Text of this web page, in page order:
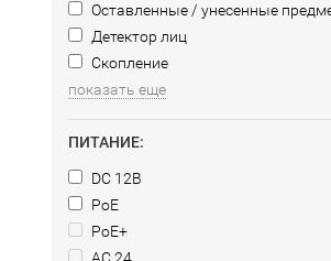
Оставленные / унесенные
Детектор лиц
Скопление
показать еще
ПИТАНИЕ:
DC 12В
PoE
PoE+